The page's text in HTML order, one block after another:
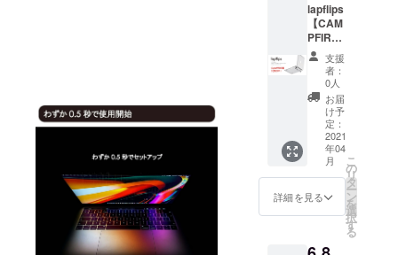
lapflips
【CAM
PFIRE
割
10%OF
F】 *
CAMPF
IRE限定
価格 *
税・送
料込み
〈内
容〉
lapflips
× 1 ご希
望のカ
お選び
支援
者：
0人
お届
け予
定：
2021
年04
月
詳細を見る
こ
の
リ
タ
ー
ン
を
選
択
す
る